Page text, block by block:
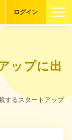
ログイン
ップに出
するスタートアップ